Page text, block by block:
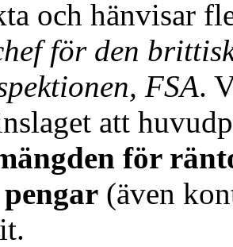
och hänvisar
för den
FSA.
att
för
(även